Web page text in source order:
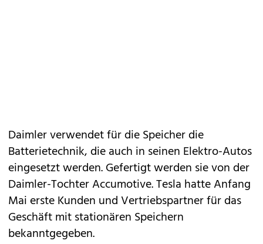
Daimler verwendet für die Speicher die
Batterietechnik, die auch in seinen Elektro-Autos
eingesetzt werden. Gefertigt werden sie von der
Daimler-Tochter Accumotive. Tesla hatte Anfang
Mai erste Kunden und Vertriebspartner für das
Geschäft mit stationären Speichern
bekanntgegeben.